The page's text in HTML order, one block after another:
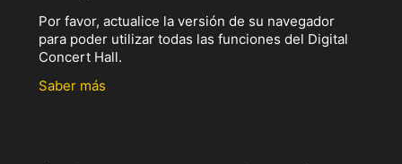
Por favor, actualice la versión de su navegador
para poder utilizar todas las funciones del Digital
Concert Hall.
Saber más